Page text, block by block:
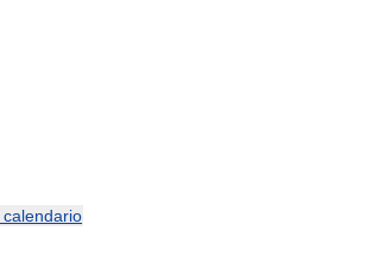
calendario